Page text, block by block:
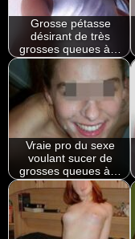
Grosse pétasse
désirant de très
grosses queues à…
Vraie pro du sexe
voulant sucer de
grosses queues à…